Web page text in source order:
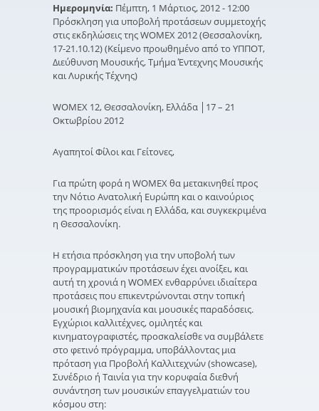
Ημερομηνία: Πέμπτη, 1 Μάρτιος, 2012 - 12:00
Πρόσκληση για υποβολή προτάσεων συμμετοχής
στις εκδηλώσεις της WOMEX 2012 (Θεσσαλονίκη,
17-21.10.12) (Κείμενο προωθημένο από το ΥΠΠΟΤ,
Διεύθυνση Μουσικής, Τμήμα Έντεχνης Μουσικής
και Λυρικής Τέχνης)
WOMEX 12, Θεσσαλονίκη, Ελλάδα │17 – 21
Οκτωβρίου 2012
Αγαπητοί Φίλοι και Γείτονες,
Για πρώτη φορά η WOMEX θα μετακινηθεί προς
την Νότιο Ανατολική Ευρώπη και ο καινούριος
της προορισμός είναι η Ελλάδα, και συγκεκριμένα
η Θεσσαλονίκη.
Η ετήσια πρόσκληση για την υποβολή των
προγραμματικών προτάσεων έχει ανοίξει, και
αυτή τη χρονιά η WOMEX ενθαρρύνει ιδιαίτερα
προτάσεις που επικεντρώνονται στην τοπική
μουσική βιομηχανία και μουσικές παραδόσεις.
Εγχώριοι καλλιτέχνες, ομιλητές και
κινηματογραφιστές, προσκαλείσθε να συμβάλετε
στο φετινό πρόγραμμα, υποβάλλοντας μια
πρόταση για Προβολή Καλλιτεχνών (showcase),
Συνέδριο ή Ταινία για την κορυφαία διεθνή
συνάντηση των μουσικών επαγγελματιών του
κόσμου στη: